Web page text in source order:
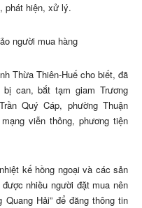
phát hiện, xử lý.
người mua hàng
Thừa Thiên-Huế cho biết, đã
can, bắt tạm giam Trương
Quý Cáp, phường Thuận
viễn thông, phương tiện
kế hồng ngoại và các sản
nhiều người đặt mua nên
Quang Hải” để đăng thông tin